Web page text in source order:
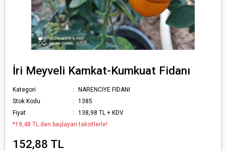
İri Meyveli Kamkat-Kumkuat Fidanı
Kategori
NARENCİYE FİDANI
Stok Kodu
1385
Fiyat
138,98 TL + KDV
*19,48 TL den başlayan taksitlerle!
152,88 TL